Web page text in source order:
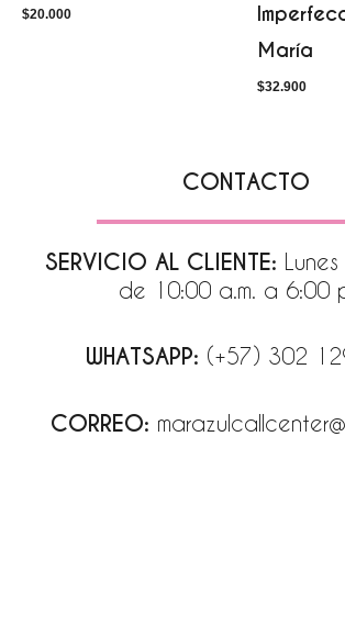
$20.000
María
$32.900
CONTACTO
SERVICIO AL CLIENTE:
de 10:00 a.m. a 6:00
WHATSAPP: (+57) 302
CORREO: